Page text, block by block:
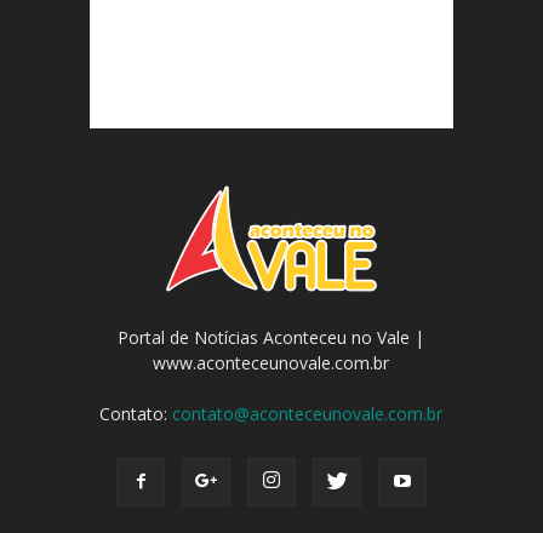
Portal de Notícias Aconteceu no Vale |
www.aconteceunovale.com.br
Contato: contato@aconteceunovale.com.br